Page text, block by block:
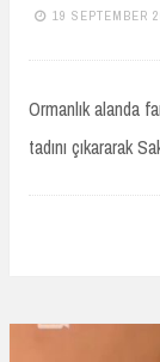
19 SEPTEMBER
Ormanlık alanda
tadını çıkararak